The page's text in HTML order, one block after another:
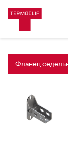
Фланец